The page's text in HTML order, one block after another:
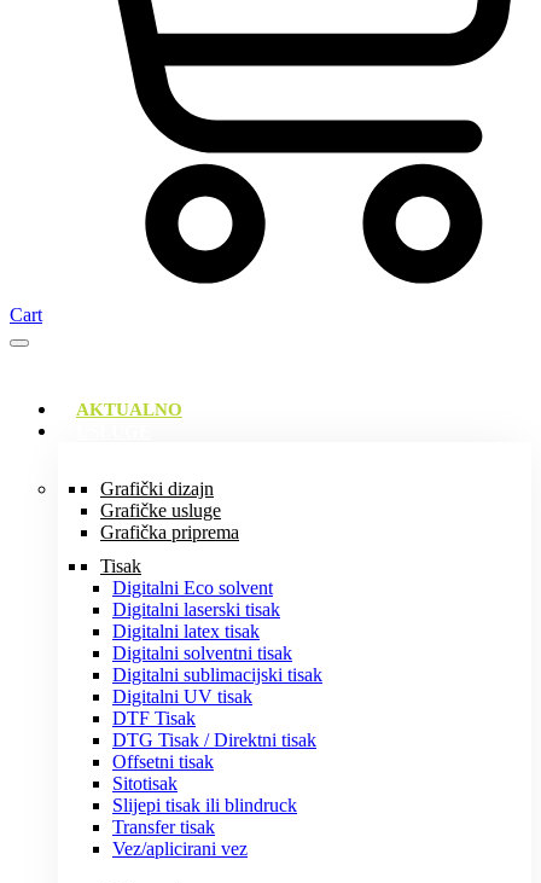
Cart
AKTUALNO
Grafički dizajn
Grafičke usluge
Grafička priprema
Tisak
Digitalni Eco solvent
Digitalni laserski tisak
Digitalni latex tisak
Digitalni solventni tisak
Digitalni sublimacijski tisak
Digitalni UV tisak
DTF Tisak
DTG Tisak / Direktni tisak
Offsetni tisak
Sitotisak
Slijepi tisak ili blindruck
Transfer tisak
Vez/aplicirani vez